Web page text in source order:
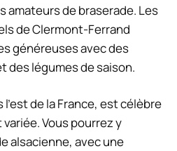
amateurs de braserade. Les
de Clermont-Ferrand
généreuses avec des
des légumes de saison.
l’est de la France, est célèbre
Vous pourrez y
alsacienne, avec une